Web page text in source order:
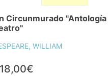
Circunmurado "Antología
WILLIAM
18,00€